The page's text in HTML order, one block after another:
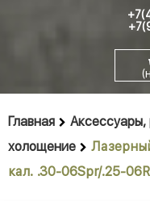
Главная Аксессуары,
холощение
кал. .30-06Spr/.25-